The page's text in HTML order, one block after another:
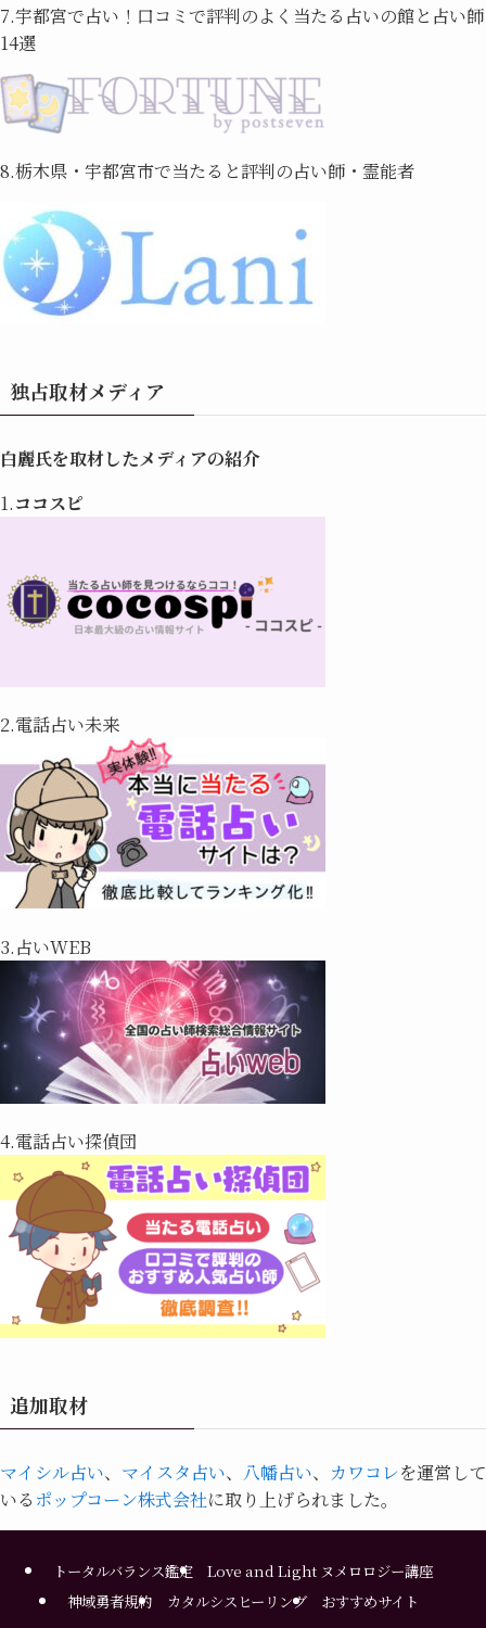
7.宇都宮で占い！口コミで評判のよく当たる占いの館と占い師
14選
8.栃木県・宇都宮市で当たると評判の占い師・霊能者
独占取材メディア
白麗氏を取材したメディアの紹介
1.ココスピ
2.電話占い未来
3.占いWEB
4.電話占い探偵団
追加取材
マイシル占い、 マイスタ占い、 八幡占い、 カワコレを運営して
いる ポップコーン株式会社に取り上げられました。
トータルバランス鑑定
Love and Light ヌメロロジー講座
神域勇者規約
カタルシスヒーリング おすすめサイト